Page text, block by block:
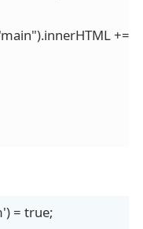
+=
= true;